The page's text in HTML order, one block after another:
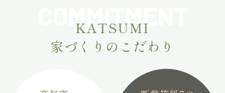
COMMITMENT
KATSUMI
家づくりのこだわり